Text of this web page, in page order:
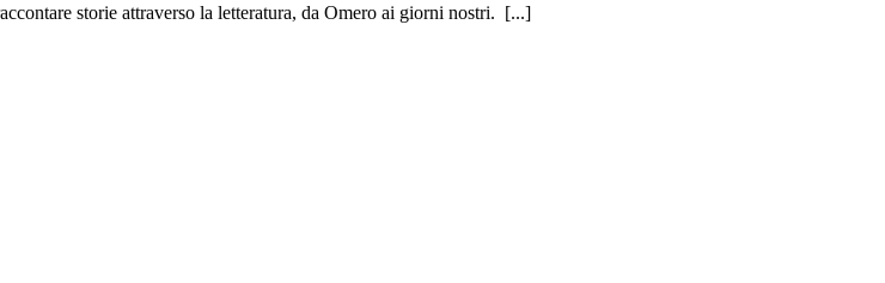
storie attraverso la letteratura, da Omero ai giorni nostri. [...]